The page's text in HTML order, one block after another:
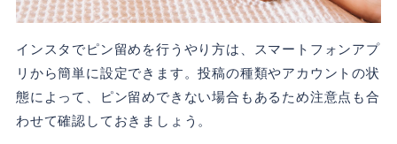
インスタでピン留めを行うやり方は、スマートフォンアプ
リから簡単に設定できます。投稿の種類やアカウントの状
態によって、ピン留めできない場合もあるため注意点も合
わせて確認しておきましょう。